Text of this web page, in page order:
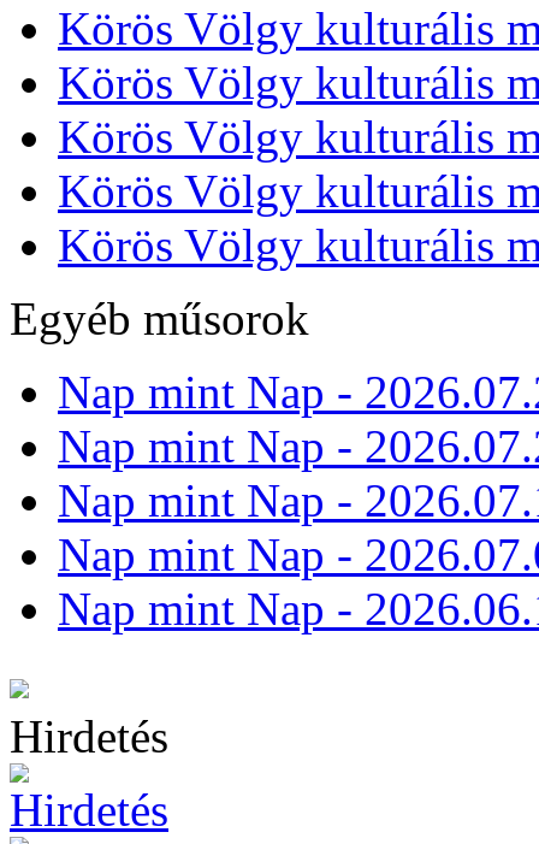
Körös Völgy kulturális
Körös Völgy kulturális
Körös Völgy kulturális
Körös Völgy kulturális
Körös Völgy kulturális
Egyéb műsorok
Nap mint Nap -
Nap mint Nap -
Nap mint Nap -
Nap mint Nap -
Nap mint Nap -
Hirdetés